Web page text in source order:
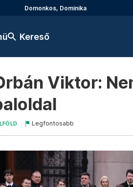
Domonkos, Dominika
Kereső
Viktor:
Legfontosabb